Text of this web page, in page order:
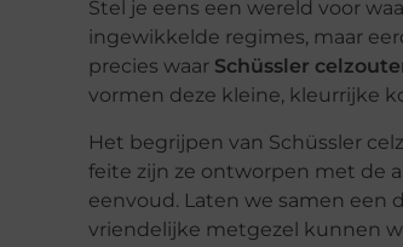
Stel je eens een wereld voor
ingewikkelde regimes, maar
precies waar Schüssler
vormen deze kleine, kleurrijke
Het begrijpen van Schüssler
feite zijn ze ontworpen met de
eenvoud. Laten we samen een
vriendelijke metgezel kunnen